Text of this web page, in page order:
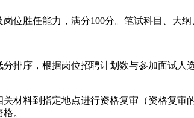
位胜任能力，满分100分。笔试科目、大
排序，根据岗位招聘计划数与参加面试
材料到指定地点进行资格复审（资格复
。